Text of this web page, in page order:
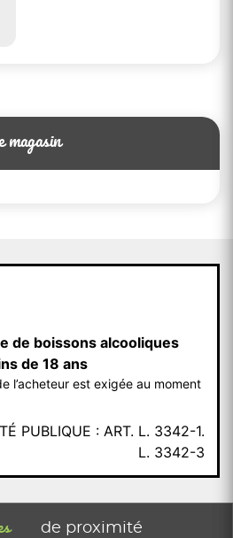
magasin
de boissons alcooliques
de 18 ans
l’acheteur est exigée au moment
PUBLIQUE : ART. L. 3342-1.
L. 3342-3
de proximité